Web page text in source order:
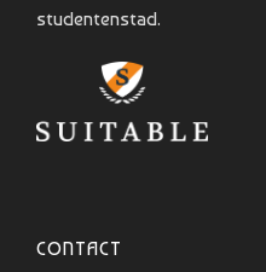
studentenstad.
CONTACT